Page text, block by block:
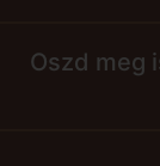
Oszd meg